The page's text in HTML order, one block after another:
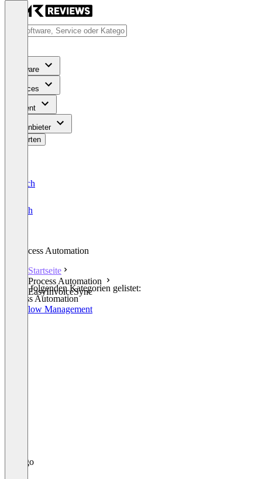
Software
Services
Content
Für Anbieter
Bewerten
Deutsch
English
Process Automation
Startseite
Process Automation
EasyInvoiceSync
In den folgenden Kategorien gelistet:
Process Automation
Workflow Management